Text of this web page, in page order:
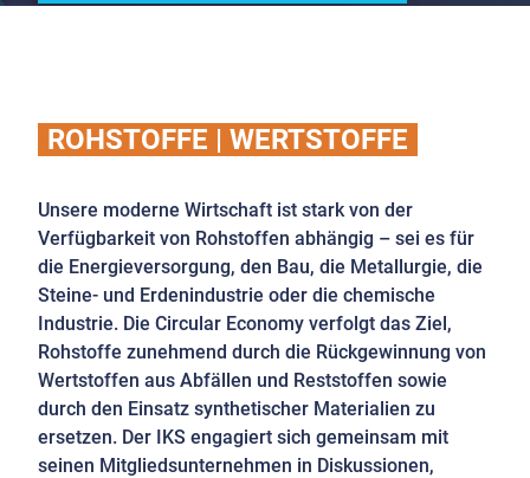
ROHSTOFFE | WERTSTOFFE
Unsere moderne Wirtschaft ist stark von der
Verfügbarkeit von Rohstoffen abhängig – sei es für
die Energieversorgung, den Bau, die Metallurgie, die
Steine- und Erdenindustrie oder die chemische
Industrie. Die Circular Economy verfolgt das Ziel,
Rohstoffe zunehmend durch die Rückgewinnung von
Wertstoffen aus Abfällen und Reststoffen sowie
durch den Einsatz synthetischer Materialien zu
ersetzen. Der IKS engagiert sich gemeinsam mit
seinen Mitgliedsunternehmen in Diskussionen,